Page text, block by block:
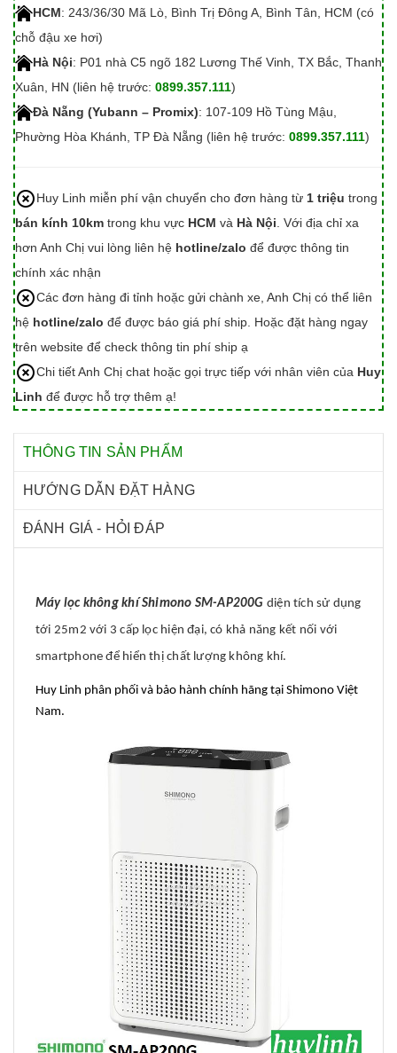
HCM: 243/36/30 Mã Lò, Bình Trị Đông A, Bình Tân, HCM (có
chỗ đậu xe hơi)
Hà Nội: P01 nhà C5 ngõ 182 Lương Thế Vinh, TX Bắc, Thanh
Xuân, HN (liên hệ trước: 0899.357.111)
Đà Nẵng (Yubann – Promix): 107-109 Hồ Tùng Mậu,
Phường Hòa Khánh, TP Đà Nẵng (liên hệ trước: 0899.357.111)
Huy Linh miễn phí vận chuyển cho đơn hàng từ 1 triệu trong
bán kính 10km trong khu vực HCM và Hà Nội . Với địa chỉ xa
hơn Anh Chị vui lòng liên hệ hotline/zalo để được thông tin
chính xác nhận
Các đơn hàng đi tỉnh hoặc gửi chành xe, Anh Chị có thể liên
hệ hotline/zalo để được báo giá phí ship. Hoặc đặt hàng ngay
trên website để check thông tin phí ship ạ
Chi tiết Anh Chị chat hoặc gọi trực tiếp với nhân viên của Huy
Linh để được hỗ trợ thêm ạ!
THÔNG TIN SẢN PHẨM
HƯỚNG DẪN ĐẶT HÀNG
ĐÁNH GIÁ - HỎI ĐÁP
Máy lọc không khí Shimono SM-AP200G diện tích sử dụng
tới 25m2 với 3 cấp lọc hiện đại, có khả năng kết nối với
smartphone để hiển thị chất lượng không khí.
Huy Linh phân phối và bảo hành chính hãng tại Shimono Việt
Nam.